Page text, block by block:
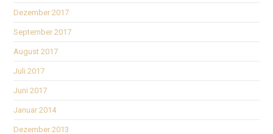
Dezember 2017
September 2017
August 2017
Juli 2017
Juni 2017
Januar 2014
Dezember 2013